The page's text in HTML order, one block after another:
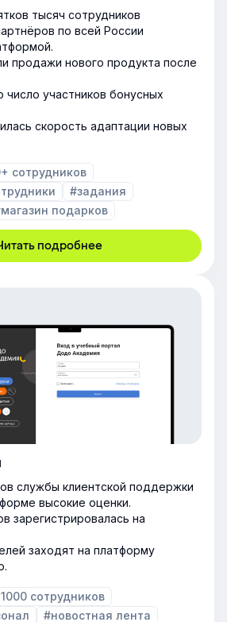
тысяч сотрудников
по всей России
продажи нового продукта после
число участников бонусных
скорость адаптации новых
сотрудников
#задания
подарков
подробнее
службы клиентской поддержки
высокие оценки.
зарегистрировалась на
заходят на платформу
сотрудников
#новостная лента